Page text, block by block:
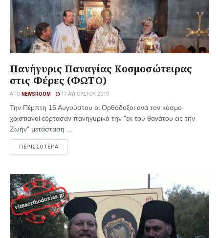
Πανήγυρις Παναγίας Κοσμοσώτειρας
στις Φέρες (ΦΩΤΟ)
ΑΠΌ NEWSROOM 17 ΑΥΓΟΎΣΤΟΥ, 2019
Την Πέμπτη 15 Αυγούστου οι Ορθόδοξοι ανά τον κόσμο
χριστιανοί εόρτασαν πανηγυρικά την "εκ του θανάτου εις την
Ζωήν" μετάσταση ...
ΠΕΡΙΣΣΟΤΕΡΑ